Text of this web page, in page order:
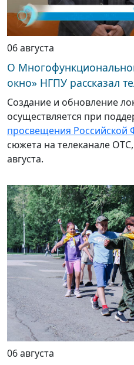
06 августа
О
окно» НГПУ рассказал
Создание и обновление
осуществляется при
просвещения Российской
сюжета на телеканале
августа.
06 августа